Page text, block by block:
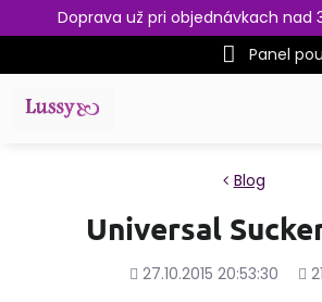
Doprava už pri objednávkach nad
Panel
Blog
Universal
Pridané
27.10.2015 20:53:30